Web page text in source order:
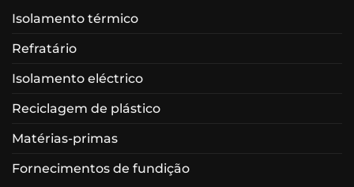
Isolamento térmico
Refratário
Isolamento eléctrico
Reciclagem de plástico
Matérias-primas
Fornecimentos de fundição